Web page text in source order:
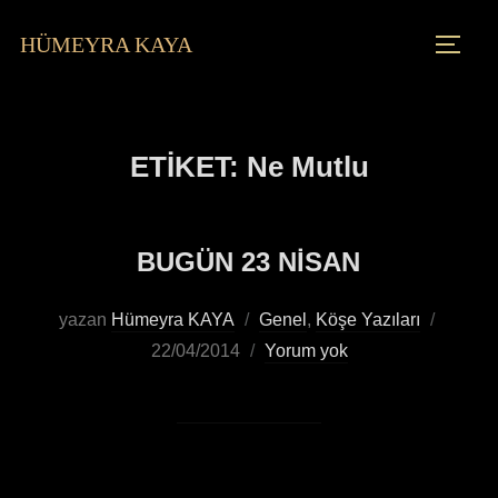
HÜMEYRA KAYA
ETIKET: Ne Mutlu
BUGÜN 23 NİSAN
yazan Hümeyra KAYA Genel , Köşe Yazıları
22/04/2014
Yorum yok